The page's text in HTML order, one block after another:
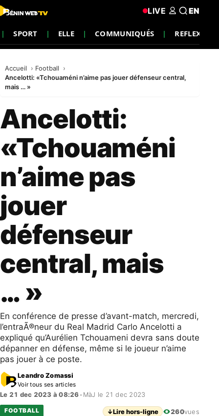
SPORT ELLE COMMUNIQUÉS REFLEXION
LIVE EN
Accueil
Football
Ancelotti: «Tchouaméni n’aime pas jouer défenseur central,
mais … »
Ancelotti:
«Tchouaméni
n’aime pas
jouer
défenseur
central, mais
… »
En conférence de presse d’avant-match, mercredi,
l’entraÃ®neur du Real Madrid Carlo Ancelotti a
expliqué qu’Aurélien Tchouameni devra sans doute
dépanner en défense, même si le joueur n’aime
pas jouer à ce poste.
Leandro Zomassi
Voir tous ses articles
Le 21 dec 2023 à 08:26• MàJ le 21 dec 2023
FOOTBALL ↓Lire hors-ligne 260vues